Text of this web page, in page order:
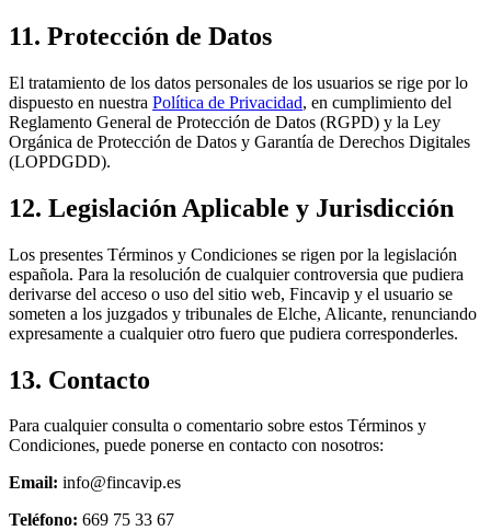
11. Protección de Datos
El tratamiento de los datos personales de los usuarios se rige por lo
dispuesto en nuestra Política de Privacidad, en cumplimiento del
Reglamento General de Protección de Datos (RGPD) y la Ley
Orgánica de Protección de Datos y Garantía de Derechos Digitales
(LOPDGDD).
12. Legislación Aplicable y Jurisdicción
Los presentes Términos y Condiciones se rigen por la legislación
española. Para la resolución de cualquier controversia que pudiera
derivarse del acceso o uso del sitio web, Fincavip y el usuario se
someten a los juzgados y tribunales de Elche, Alicante, renunciando
expresamente a cualquier otro fuero que pudiera corresponderles.
13. Contacto
Para cualquier consulta o comentario sobre estos Términos y
Condiciones, puede ponerse en contacto con nosotros:
Email: info@fincavip.es
Teléfono: 669 75 33 67